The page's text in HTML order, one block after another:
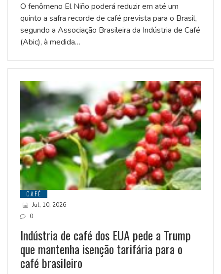
O fenômeno El Niño poderá reduzir em até um
quinto a safra recorde de café prevista para o Brasil,
segundo a Associação Brasileira da Indústria de Café
(Abic), à medida…
CAFÉ
Jul, 10, 2026
0
Indústria de café dos EUA pede a Trump
que mantenha isenção tarifária para o
café brasileiro